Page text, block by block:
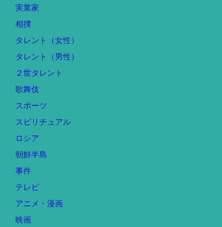
実業家
相撲
タレント（女性）
タレント（男性）
２世タレント
歌舞伎
スポーツ
スピリチュアル
ロシア
朝鮮半島
事件
テレビ
アニメ・漫画
映画